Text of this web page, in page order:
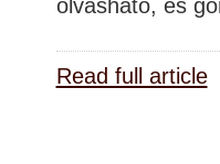
olvasható, és
Read full article